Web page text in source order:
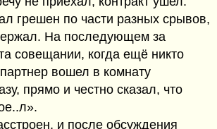
грешен по части разных срывов,
На последующем за
совещании, когда ещё никто
вошел в комнату
прямо и честно сказал, что
и после обсуждения